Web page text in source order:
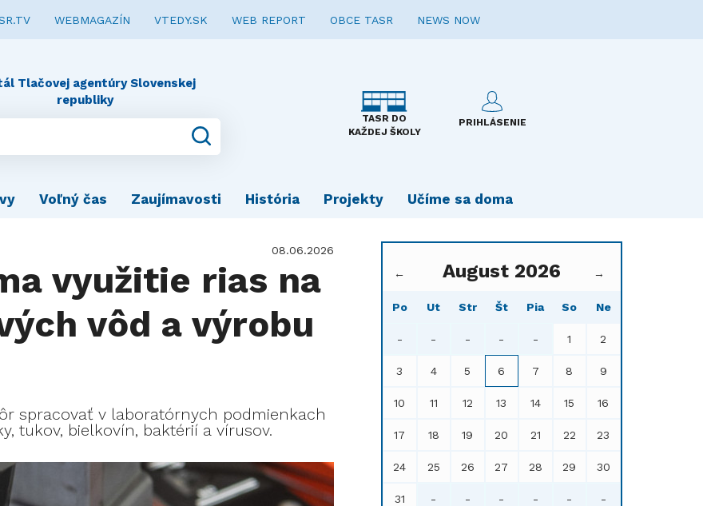
WEBMAGAZÍN VTEDY.SK WEB REPORT OBCE TASR NEWS NOW
Tlačovej agentúry Slovenskej
republiky
TASR DO
KAŽDEJ ŠKOLY
PRIHLÁSENIE
Voľný čas Zaujímavosti História Projekty Učíme sa doma
08.06.2026
využitie rias na
vôd a výrobu
v laboratórnych podmienkach
tukov, bielkovín, baktérií a vírusov.
← August 2026 →
Po Ut Str Št Pia So Ne
- - - - - 1 2
3 4 5 6 7 8 9
10 11 12 13 14 15 16
17 18 19 20 21 22 23
24 25 26 27 28 29 30
31 - - - - - -